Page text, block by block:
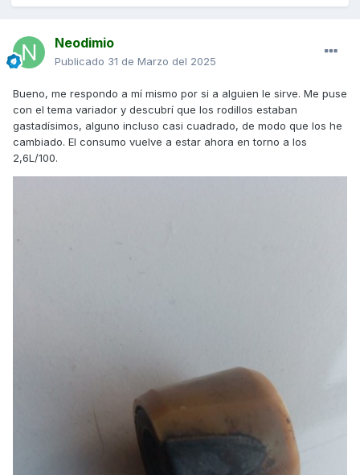
Neodimio
Publicado 31 de Marzo del 2025
Bueno, me respondo a mí mismo por si a alguien le sirve. Me puse
con el tema variador y descubrí que los rodillos estaban
gastadísimos, alguno incluso casi cuadrado, de modo que los he
cambiado. El consumo vuelve a estar ahora en torno a los
2,6L/100.